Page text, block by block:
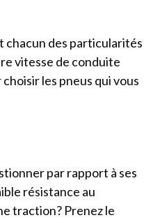
chacun des particularités
vitesse de conduite
les pneus qui vous
par rapport à ses
résistance au
traction? Prenez le